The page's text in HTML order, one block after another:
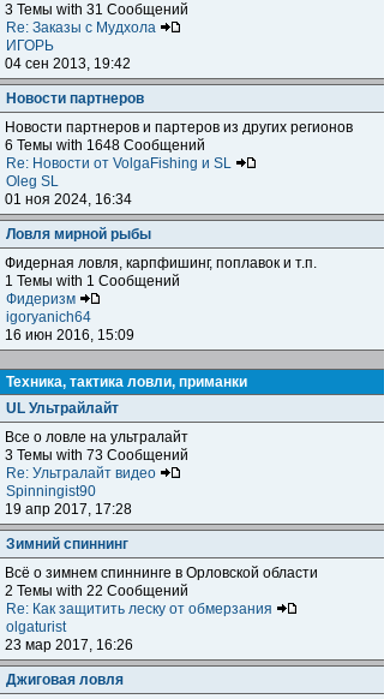
3 Темы with 31 Сообщений
Re: Заказы с Мудхола
ИГОРЬ
04 сен 2013, 19:42
Новости партнеров
Новости партнеров и партеров из других регионов
6 Темы with 1648 Сообщений
Re: Новости от VolgaFishing и SL
Oleg SL
01 ноя 2024, 16:34
Ловля мирной рыбы
Фидерная ловля, карпфишинг, поплавок и т.п.
1 Темы with 1 Сообщений
Фидеризм
igoryanich64
16 июн 2016, 15:09
Техника, тактика ловли, приманки
UL Ультрайлайт
Все о ловле на ультралайт
3 Темы with 73 Сообщений
Re: Ультралайт видео
Spinningist90
19 апр 2017, 17:28
Зимний спиннинг
Всё о зимнем спиннинге в Орловской области
2 Темы with 22 Сообщений
Re: Как защитить леску от обмерзания
olgaturist
23 мар 2017, 16:26
Джиговая ловля